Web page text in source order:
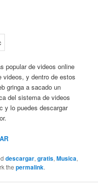
popular de videos online
videos, y dentro de estos
gringa a sacado un
del sistema de videos
y lo puedes descargar
descargar,gratis,Musica,
thepermalink.